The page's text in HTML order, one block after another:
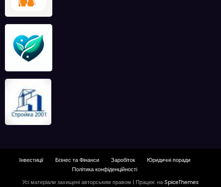
Інвестиції Бізнес та Фінанси Заробіток
Юридичні поради
Політика конфіденційності
Усі матеріали захищені авторським правом | Працює на SpiceThemes